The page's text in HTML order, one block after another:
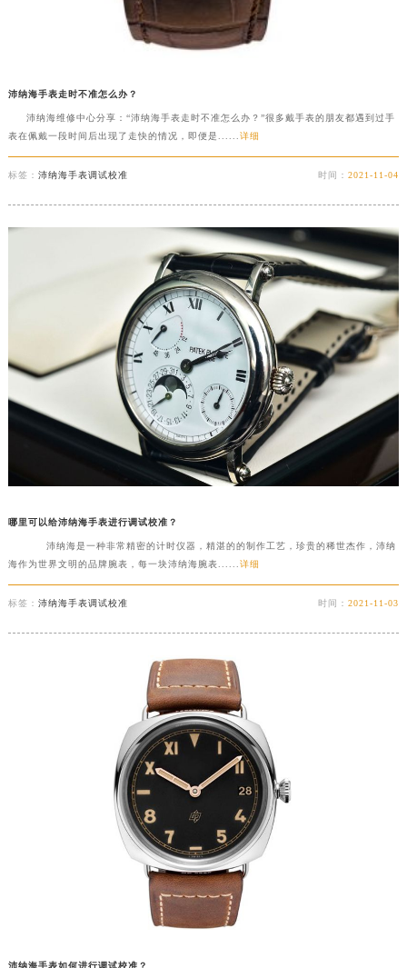
沛纳海手表走时不准怎么办？
沛纳海维修中心分享：“沛纳海手表走时不准怎么办？”很多戴手表的朋友都遇到过手
表在佩戴一段时间后出现了走快的情况，即便是......详细
标签： 沛纳海手表调试校准 时间：2021-11-04
哪里可以给沛纳海手表进行调试校准？
沛纳海是一种非常精密的计时仪器，精湛的的制作工艺，珍贵的稀世杰作，沛纳
海作为世界文明的品牌腕表，每一块沛纳海腕表......详细
标签： 沛纳海手表调试校准 时间：2021-11-03
沛纳海手表如何进行调试校准？